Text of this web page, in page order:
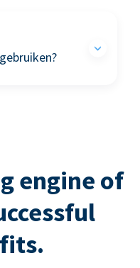
engine of